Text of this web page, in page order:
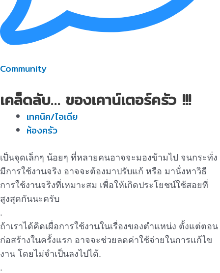
Community
เคล็ดลับ… ของเคาน์เตอร์ครัว !!!
เทคนิค/ไอเดีย
ห้องครัว
เป็นจุดเล็กๆ น้อยๆ ที่หลายคนอาจจะมองข้ามไป จนกระทั่ง
มีการใช้งานจริง อาจจะต้องมาปรับแก้ หรือ มานั่งหาวิธี
การใช้งานจริงที่เหมาะสม เพื่อให้เกิดประโยชน์ใช้สอยที่
สูงสุดกันนะครับ
.
ถ้าเราได้คิดเผื่อการใช้งานในเรื่องของตำแหน่ง ตั้งแต่ตอน
ก่อสร้างในครั้งแรก อาจจะช่วยลดค่าใช้จ่ายในการแก้ไข
งาน โดยไม่จำเป็นลงไปได้.
.